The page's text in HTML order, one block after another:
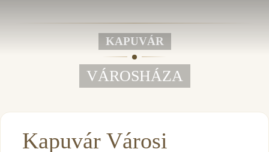
KAPUVÁR
VÁROSHÁZA
Kapuvár Városi